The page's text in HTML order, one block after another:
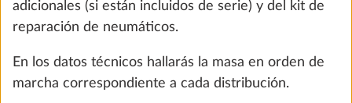
denominada masa útil mínima (ver el punto 5).
5. Masa útil y masa útil mínima
La «masa útil» de una autocaravana o una furgoneta